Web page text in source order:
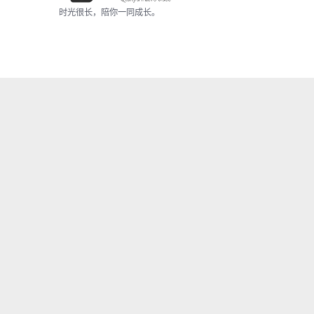
时光很长，陪你一同成长。